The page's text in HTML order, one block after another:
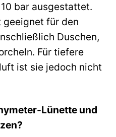
bar ausgestattet.
geeignet für den
Duschen,
Für tiefere
ist sie jedoch nicht
Lünette und